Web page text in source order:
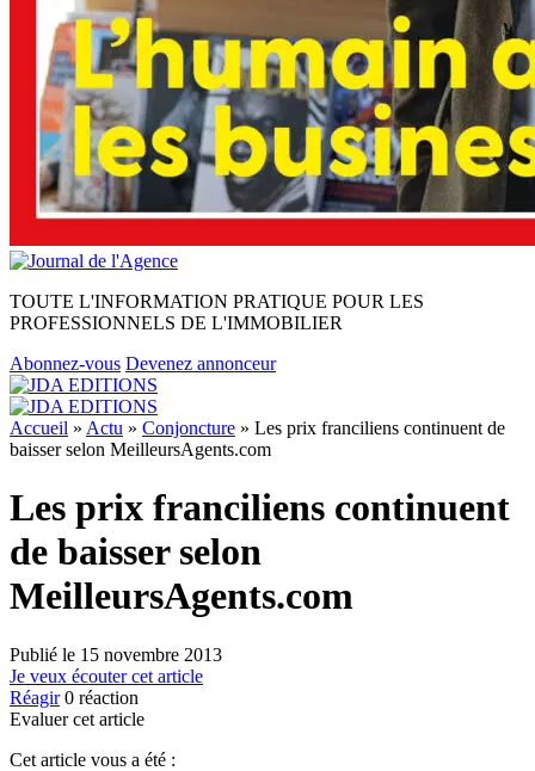
TOUTE L'INFORMATION PRATIQUE POUR LES
PROFESSIONNELS DE L'IMMOBILIER
Abonnez-vous Devenez annonceur
Accueil » Actu » Conjoncture » Les prix franciliens continuent de
baisser selon MeilleursAgents.com
Les prix franciliens continuent
de baisser selon
MeilleursAgents.com
Publié le 15 novembre 2013
Je veux écouter cet article
Réagir 0 réaction
Evaluer cet article
Cet article vous a été :